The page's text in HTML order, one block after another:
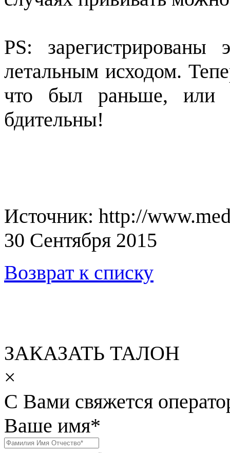
PS:
летальным исходом.
что был раньше, или
бдительны!
Источник: http://
30 Сентября 2015
Возврат к списку
ЗАКАЗАТЬ ТАЛОН
×
С Вами свяжется
Ваше имя*